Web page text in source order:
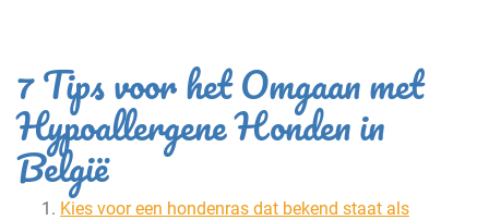
7 Tips voor het Omgaan met
Hypoallergene Honden in
België
Kies voor een hondenras dat bekend staat als